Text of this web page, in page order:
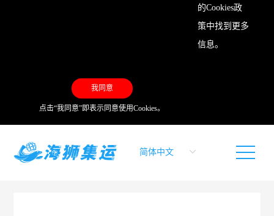
的Cookies政
策中找到更多
信息。
我同意
点击“我同意”即表示同意使用Cookies。